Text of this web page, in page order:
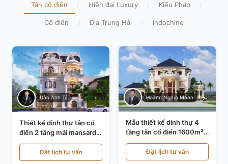
Tân cổ điển / Hiện đại Luxury / Kiểu Pháp /
Cổ điển / Địa Trung Hải / Indochine
Đào Anh Tú
Thiết kế dinh thự tân cổ
điển 2 tầng mái mansard
tại Bắc Ninh KT20084
Đặt lịch tư vấn
Hoàng Nghĩa Mạnh
Mẫu thiết kế dinh thự 4
tầng tân cổ điển 1600m²
tại Thanh Hóa KT20071
Đặt lịch tư vấn